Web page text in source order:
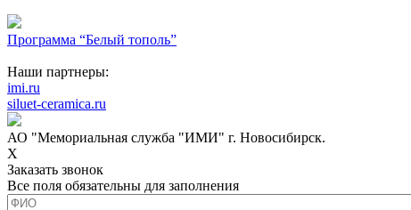
Программа “Белый тополь”
Наши партнеры:
imi.ru
siluet-ceramica.ru
АО "Мемориальная служба "ИМИ" г. Новосибирск.
X
Заказать звонок
Все поля обязательны для заполнения
ФИО